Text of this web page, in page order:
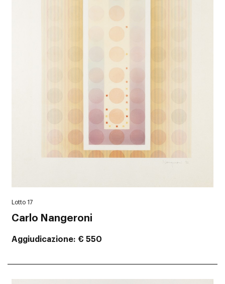
Lotto 17
Carlo Nangeroni
Aggiudicazione € 550